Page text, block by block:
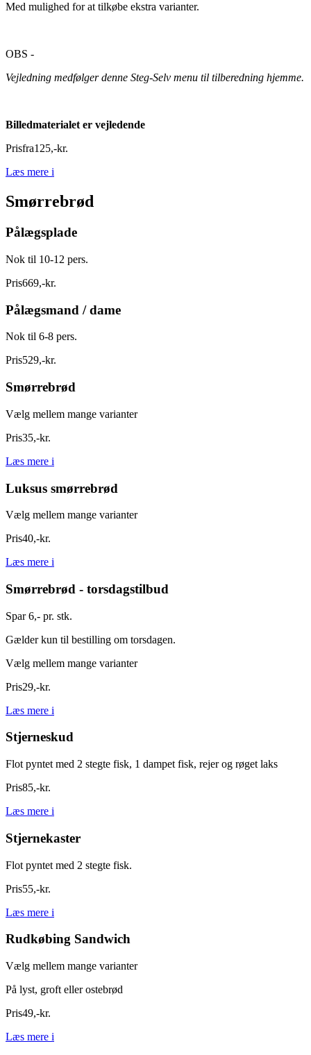
Med mulighed for at tilkøbe ekstra varianter.
OBS -
Vejledning medfølger denne Steg-Selv menu til tilberedning hjemme.
Billedmaterialet er vejledende
Prisfra125,-kr.
Læs mere i
Smørrebrød
Pålægsplade
Nok til 10-12 pers.
Pris669,-kr.
Pålægsmand / dame
Nok til 6-8 pers.
Pris529,-kr.
Smørrebrød
Vælg mellem mange varianter
Pris35,-kr.
Læs mere i
Luksus smørrebrød
Vælg mellem mange varianter
Pris40,-kr.
Læs mere i
Smørrebrød - torsdagstilbud
Spar 6,- pr. stk.
Gælder kun til bestilling om torsdagen.
Vælg mellem mange varianter
Pris29,-kr.
Læs mere i
Stjerneskud
Flot pyntet med 2 stegte fisk, 1 dampet fisk, rejer og røget laks
Pris85,-kr.
Læs mere i
Stjernekaster
Flot pyntet med 2 stegte fisk.
Pris55,-kr.
Læs mere i
Rudkøbing Sandwich
Vælg mellem mange varianter
På lyst, groft eller ostebrød
Pris49,-kr.
Læs mere i